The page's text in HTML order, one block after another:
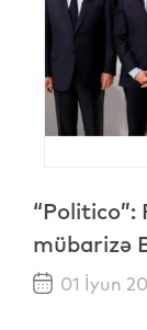
“Politico”:
mübarizə
01 İyun